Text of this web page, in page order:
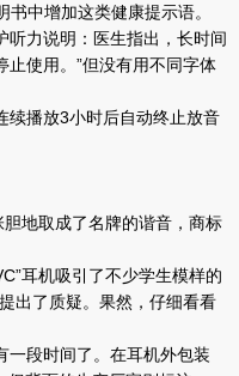
中增加这类健康提示语。
力说明：医生指出，长时间
使用。”但没有用不同字体
播放3小时后自动终止放音
地取成了名牌的谐音，商标
耳机吸引了不少学生模样的
出了质疑。果然，仔细看看
段时间了。在耳机外包装